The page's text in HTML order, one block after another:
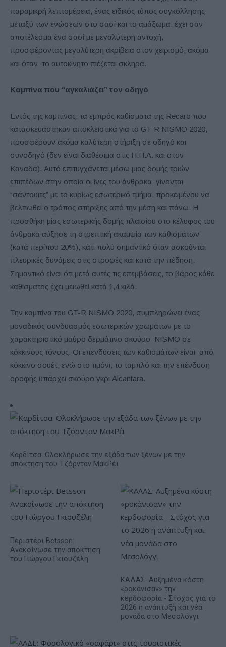
παραμικρή λεπτομέρεια, ένας ειδικός τύπος συγκόλλησης
μεταξύ των ενώσεων στο σασί και το αμάξωμα, έχει σαν
αποτέλεσμα ένα σασί με μεγαλύτερη αντοχή,
προσφέροντας μεγαλύτερη ακρίβεια στον χειρισμό, ακόμα
και όταν το αυτοκίνητο πιέζεται σκληρά.
Καμπίνα που “αγκαλιάζει” τον οδηγό
Εντός της καμπίνας, τα εμπρός καθίσματα της Recaro που
κατασκευάστηκαν αποκλειστικά για το GT-R NISMO 2020,
προσφέρουν ακόμα καλύτερη στήριξη σε οδηγό και
συνοδηγό (δεν είναι διαθέσιμα στις Η.Π.Α. και στον
Καναδά). Αυτό επιτυγχάνεται μέσω μιας δομής τριών
επιπέδων στην οποία οι ίνες του άνθρακα γίνονται
“σάντουιτς” με το κυρίως εσωτερικό τμήμα, προκειμένου να
βελτιωθεί ο τρόπος στήριξης από την μέση και πάνω. Η
προσθήκη μίας εσωτερικής δομής πλαισίου στο κέλυφος του
άνθρακα αύξησε τη στρεπτική ακαμψία των καθισμάτων
(κατά περίπου 20%), κάτι πολύ σημαντικό όταν ασκούνται
πλευρικές δυνάμεις στις στροφές και κατά την πέδηση.
Σημαντικό είναι ότι μετά αυτές τις επεμβάσεις, το βάρος κάθε
καθίσματος έχει μειωθεί κατά 1,4 κιλά.
Την καμπίνα του GT-R NISMO 2020, συμπληρώνει ένας
μοναδικός συνδυασμός εσωτερικών χρωμάτων με το
χαρακτηριστικό μαύρο δερμάτινο σκούρο NISMO σε
κόκκινους τόνους. Οι επενδύσεις των καθισμάτων είναι από
κόκκινο σουέτ, ενώ στο τιμόνι, το ταμπλό και την επένδυση
οροφής υπάρχει σκούρο γκρι Alcantara.
Καρδίτσα: Ολοκλήρωσε την εξάδα των ξένων με την
απόκτηση του Τζόρνταν ΜακΡέι
Περιστέρι Betsson:
Ανακοίνωσε την απόκτηση
του Γιώργου Γκιουζέλη
ΚΑΛΑΣ: Αυξημένα κόστη
«ροκάνισαν» την
κερδοφορία - Στόχος για το
2026 η ανάπτυξη και νέα
μονάδα στο Μεσολόγγι